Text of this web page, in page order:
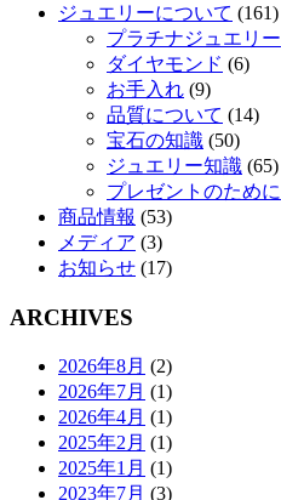
ジュエリーについて (161)
プラチナジュエリー
ダイヤモンド (6)
お手入れ (9)
品質について (14)
宝石の知識 (50)
ジュエリー知識 (65)
プレゼントのために
商品情報 (53)
メディア (3)
お知らせ (17)
ARCHIVES
2026年8月 (2)
2026年7月 (1)
2026年4月 (1)
2025年2月 (1)
2025年1月 (1)
2023年7月 (3)